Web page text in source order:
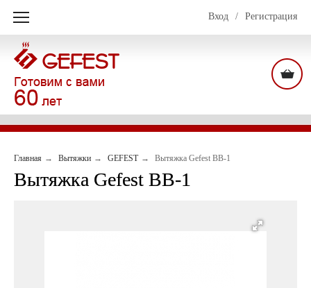
Вход / Регистрация
Главная Вытяжки GEFEST Вытяжка Gefest ВВ-1
Вытяжка Gefest ВВ-1